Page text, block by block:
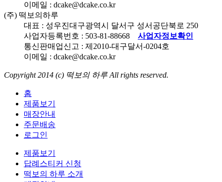
이메일 : dcake@dcake.co.kr
(주) 떡보의하루
대표 : 성우진대구광역시 달서구 성서공단북로 250
사업자등록번호 : 503-81-88668
사업자정보확인
통신판매업신고 : 제 2010-대구달서-0204호
이메일 : dcake@dcake.co.kr
Copyright 2014 (c) 떡보의 하루 All rights reserved.
홈
제품보기
매장안내
주문배송
로그인
제품보기
답례스티커 신청
떡보의 하루 소개